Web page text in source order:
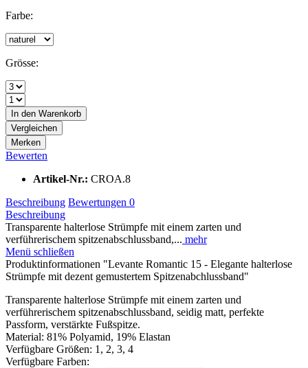
Farbe:
Grösse:
In den Warenkorb
Vergleichen
Merken
Bewerten
Artikel-Nr.: CROA.8
Beschreibung Bewertungen 0
Beschreibung
Transparente halterlose Strümpfe mit einem zarten und
verführerischem spitzenabschlussband,... mehr
Menü schließen
Produktinformationen "Levante Romantic 15 - Elegante halterlose
Strümpfe mit dezent gemustertem Spitzenabchlussband"
Transparente halterlose Strümpfe mit einem zarten und
verführerischem spitzenabschlussband, seidig matt, perfekte
Passform, verstärkte Fußspitze.
Material: 81% Polyamid, 19% Elastan
Verfügbare Größen: 1, 2, 3, 4
Verfügbare Farben: